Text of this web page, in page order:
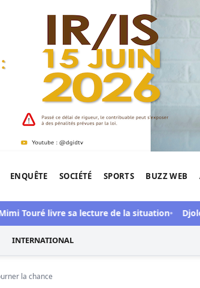
l'Afrique.
ENQUÊTE SOCIÉTÉ SPORTS BUZZ WEB
livre sa lecture de la situation Djolof :
INTERNATIONAL
la chance